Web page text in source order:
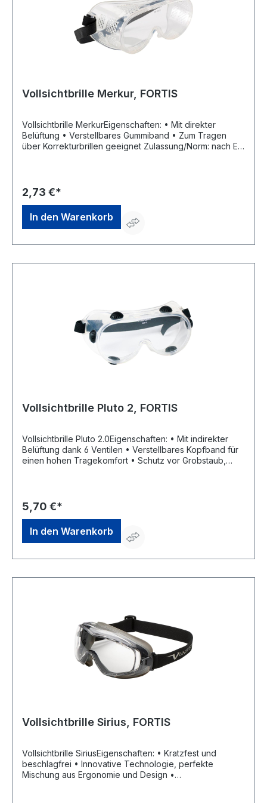
Vollsichtbrille Merkur, FORTIS
Vollsichtbrille MerkurEigenschaften: • Mit direkter
Belüftung • Verstellbares Gummiband • Zum Tragen
über Korrekturbrillen geeignet Zulassung/Norm: nach EN
Eisenhändler GmbH, EDE Platz 1, 42389 Wuppertal, DE,
+4920260960, webkontakt@ede.de
2,73 €*
In den Warenkorb
Vollsichtbrille Pluto 2, FORTIS
Vollsichtbrille Pluto 2.0Eigenschaften: • Mit indirekter
Belüftung dank 6 Ventilen • Verstellbares Kopfband für
einen hohen Tragekomfort • Schutz vor Grobstaub,
Schleifarbeiten Zulassung/Norm: EN 166:2001
Scheibenfarbe: klar Rahmenfarbe: klarHersteller:
Einkaufsbüro Deutscher Eisenhändler GmbH, EDE Platz 1,
42389 Wuppertal, DE, +4920260960,
webkontakt@ede.de
5,70 €*
In den Warenkorb
Vollsichtbrille Sirius, FORTIS
Vollsichtbrille SiriusEigenschaften: • Kratzfest und
beschlagfrei • Innovative Technologie, perfekte
Mischung aus Ergonomie und Design •